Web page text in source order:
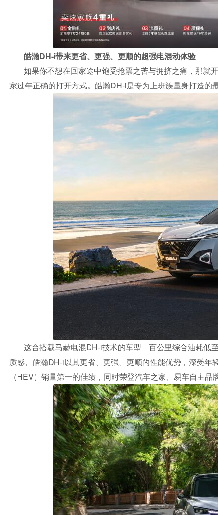
皓瀚DH-i带来更省、更强、更顺的超强电混动体验
如果你不想在回家途中饱受抢票之苦与拥挤之痛，那就
家过年正确的打开方式。皓瀚DH-i是专为上班族量身打造的
这台搭载马赫电混DH-i技术的车型，百公里综合油耗低
质感。皓瀚DH-i以其更省、更强、更顺的性能优势，深受
（HEV）销量第一的佳绩，同时荣登汽车之家、易车自主品